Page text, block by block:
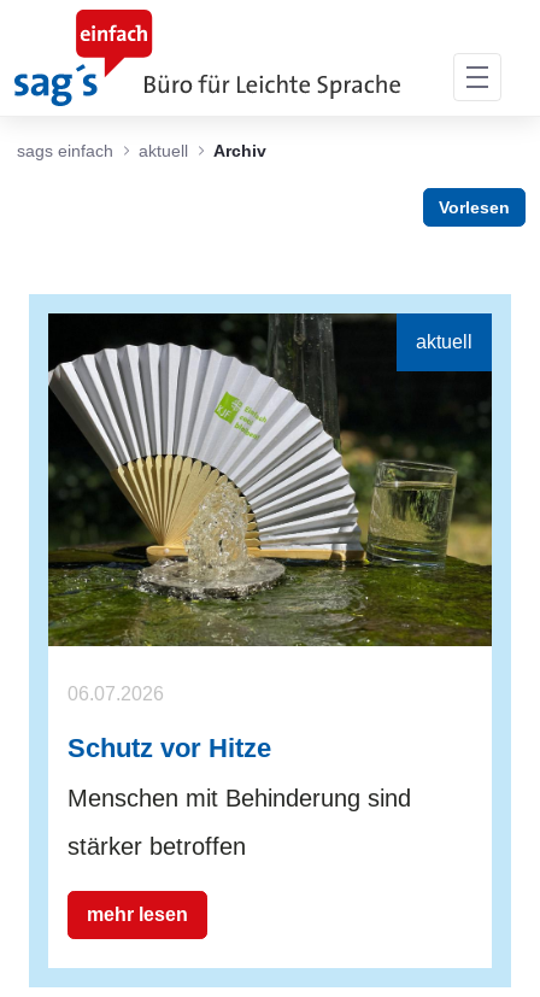
Zum Hauptinhalt springen
sags einfach aktuell Archiv
Vorlesen
06.07.2026
Schutz vor Hitze
Menschen mit Behinderung sind
stärker betroffen
mehr lesen